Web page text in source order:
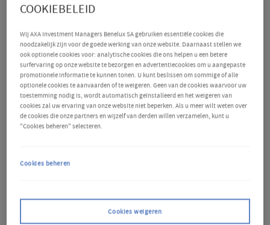
Belangrijk om te weten
De Amerikaanse Federal Reserve (Fed) liet de rente
stabiel op 4,25%-4,50%, maar waarschuwde dat de
risico's voor de inflatie en tewerkstelling
toegenomen zijn door de tariefverhogingen van de
weliswaar op dat de economie in een gezond tempo
economische vooruitzichten is toegenomen", zeiden
de beleidsmakers. Fed-voorzitter Jerome Powell
COOKIEBELEID
Wij AXA Investment Managers Benelux SA gebruiken essentiële cookies die
noodzakelijk zijn voor de goede werking van onze website. Daarnaast stellen we
ook optionele cookies voor: analytische cookies die ons helpen u een betere
surfervaring op onze website te bezorgen en advertentiecookies om u aangepaste
promotionele informatie te kunnen tonen. U kunt beslissen om sommige of alle
optionele cookies te aanvaarden of te weigeren. Geen van de cookies waarvoor uw
toestemming nodig is, wordt automatisch geïnstalleerd en het weigeren van
cookies zal uw ervaring van onze website niet beperken. Als u meer wilt weten over
de cookies die onze partners en wijzelf van derden willen verzamelen, kunt u
"Cookies beheren" selecteren.
Cookies weigeren
Cookies beheren